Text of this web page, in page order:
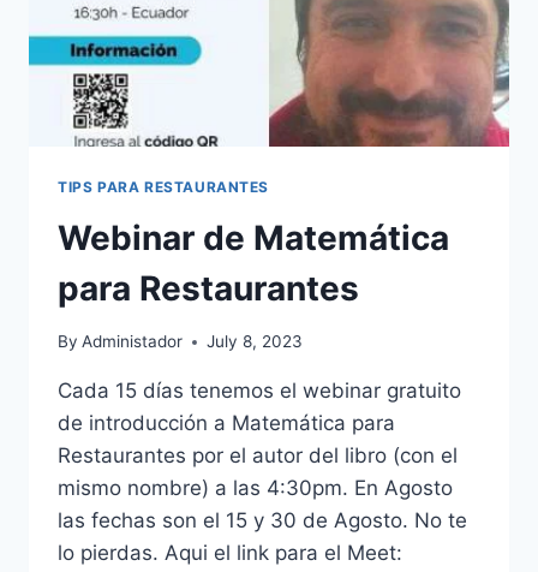
TIPS PARA RESTAURANTES
Webinar de Matemática
para Restaurantes
By Administador July 8, 2023
Cada 15 días tenemos el webinar gratuito
de introducción a Matemática para
Restaurantes por el autor del libro (con el
mismo nombre) a las 4:30pm. En Agosto
las fechas son el 15 y 30 de Agosto. No te
lo pierdas. Aqui el link para el Meet: